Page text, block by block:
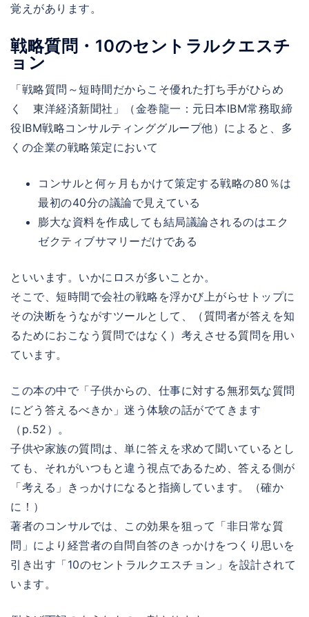
覚えがあります。
戦略質問・10のセントラルクエスチ
ョン
「戦略質問～短時間だからこそ優れた打ち手がひらめ
く 東洋経済新聞社」（金巻龍一：元日本IBM常務取締
役IBM戦略コンサルティンググループ他）によると、多
くの企業の戦略策定において
コンサルと何ヶ月もかけて策定する戦略の80％は
最初の40分の議論で見えている
膨大な資料を作成しても結局議論されるのはエク
ゼクティブサマリーだけである
といいます。いかにロスが多いことか。
そこで、短時間で会社の戦略を浮かび上がらせトップに
その決断をうながすツールとして、（質問者が答えを知
るためにおこなう質問ではなく）考えさせる質問を用い
ています。
この本の中で「子供からの、仕事に対する無邪気な質問
にどう答えるべきか」迷う体験の話がでてきます
（p.52）。
子供や家族の質問は、単に答えを求めて聞いているとし
ても、それがいつもと違う視点であるため、答える側が
「考える」きっかけになると指摘しています。（確か
に！）
著者のコンサルでは、この効果を狙って「非日常な質
問」により経営者の自問自答のきっかけをつくり思いを
引き出す「10のセントラルクエスチョン」を設計されて
います。